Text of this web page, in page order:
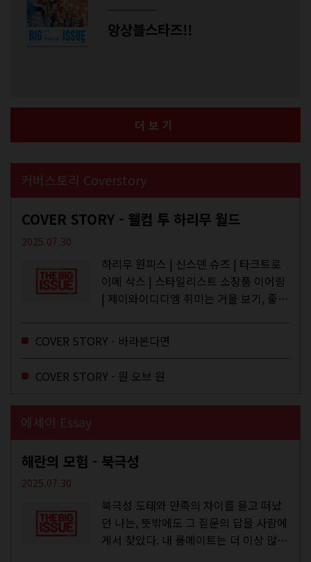
앙상블스타즈!!
더보기
커버스토리 Coverstory
COVER STORY - 웰컴 투 하리무 월드
2025.07.30
하리무 원피스 | 신스덴 슈즈 | 타크트로
이메 삭스 | 스타일리스트 소장품 이어링
| 제이와이디디엠 취미는 거울 보기, 좋아
주와...
COVER STORY - 바라본다면
COVER STORY - 원 오브 원
에세이 Essay
해란의 모험 - 북극성
2025.07.30
북극성 도태와 만족의 차이를 묻고 떠났
던 나는, 뜻밖에도 그 질문의 답을 사람에
게서 찾았다. 내 룸메이트는 더 이상 많은